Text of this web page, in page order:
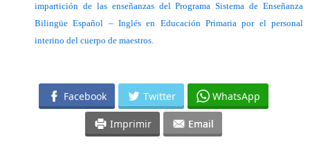
impartición de las enseñanzas del Programa Sistema de Enseñanza
Bilingüe Español – Inglés en Educación Primaria por el personal
interino del cuerpo de maestros.
Facebook Twitter WhatsApp
Imprimir Email